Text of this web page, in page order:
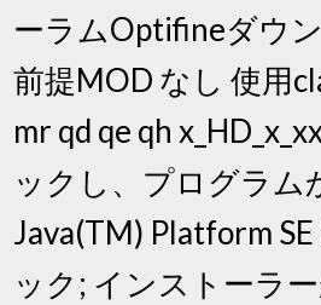
ーラムOptifineダウ
前提MOD なし 使用
mr qd qe qh
ックし、プログラム
Java(TM) Platform
ック; インストーラ